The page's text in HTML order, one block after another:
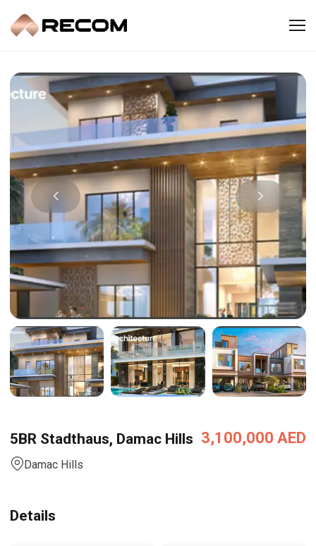
5BR Stadthaus, Damac Hills
Damac Hills
3,100,000 AED
Details